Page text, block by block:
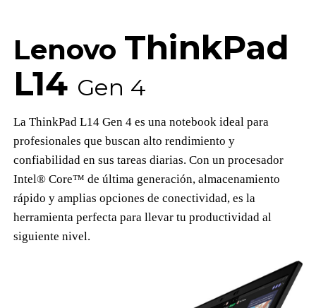
Lenovo ThinkPad
L14 Gen 4
La ThinkPad L14 Gen 4 es una notebook ideal para
profesionales que buscan alto rendimiento y
confiabilidad en sus tareas diarias. Con un procesador
Intel® Core™ de última generación, almacenamiento
rápido y amplias opciones de conectividad, es la
herramienta perfecta para llevar tu productividad al
siguiente nivel.